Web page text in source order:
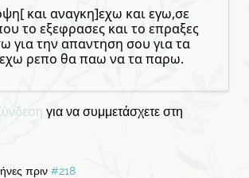
και αναγκη]εχω και εγω,σε
το εξεφρασες και το επραξες
για την απαντηση σου για τα
ρεπο θα παω να τα παρω.
για να συμμετάσχετε στη
πριν #218